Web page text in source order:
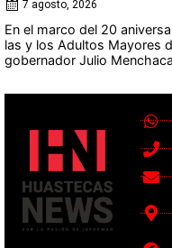
7 agosto, 2026
En el marco del 20
las y los Adultos Mayores
gobernador Julio